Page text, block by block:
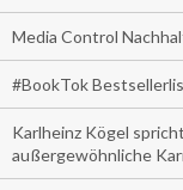
Media Control
#BookTok
Karlheinz Kögel
außergewöhnliche